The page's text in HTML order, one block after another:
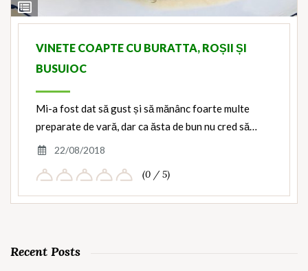
View
Ingredients
VINETE COAPTE CU BURATTA, ROȘII ȘI
BUSUIOC
Mi-a fost dat să gust și să mănânc foarte multe
preparate de vară, dar ca ăsta de bun nu cred să…
22/08/2018
(0 / 5)
Recent Posts